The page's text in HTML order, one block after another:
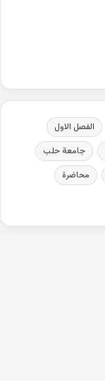
الفصل الاول
جامعة حلب
محاضرة